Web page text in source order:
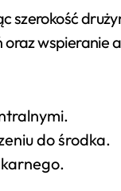
szerokość
wspieranie
do środka.